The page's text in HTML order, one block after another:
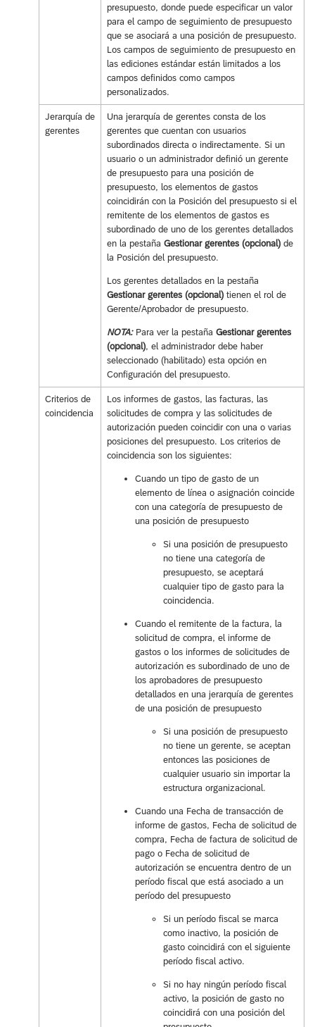
presupuesto, donde puede especificar un valor
para el campo de seguimiento de presupuesto
que se asociará a una posición de presupuesto.
Los campos de seguimiento de presupuesto en
las ediciones estándar están limitados a los
campos definidos como campos
personalizados.
Jerarquía de
gerentes
Una jerarquía de gerentes consta de los
gerentes que cuentan con usuarios
subordinados directa o indirectamente. Si un
usuario o un administrador definió un gerente
de presupuesto para una posición de
presupuesto, los elementos de gastos
coincidirán con la Posición del presupuesto si el
remitente de los elementos de gastos es
subordinado de uno de los gerentes detallados
en la pestaña Gestionar gerentes (opcional)de
la Posición del presupuesto.
Los gerentes detallados en la pestaña
Gestionar gerentes (opcional)tienen el rol de
Gerente/Aprobador de presupuesto.
NOTA:Para ver la pestaña Gestionar gerentes
(opcional), el administrador debe haber
seleccionado (habilitado) esta opción en
Configuración del presupuesto.
Criterios de
coincidencia
Los informes de gastos, las facturas, las
solicitudes de compra y las solicitudes de
autorización pueden coincidir con una o varias
posiciones del presupuesto. Los criterios de
coincidencia son los siguientes:
Cuando un tipo de gasto de un
elemento de línea o asignación coincide
con una categoría de presupuesto de
una posición de presupuesto
Si una posición de presupuesto
no tiene una categoría de
presupuesto, se aceptará
cualquier tipo de gasto para la
coincidencia.
Cuando el remitente de la factura, la
solicitud de compra, el informe de
gastos o los informes de solicitudes de
autorización es subordinado de uno de
los aprobadores de presupuesto
detallados en una jerarquía de gerentes
de una posición de presupuesto
Si una posición de presupuesto
no tiene un gerente, se aceptan
entonces las posiciones de
cualquier usuario sin importar la
estructura organizacional.
Cuando una Fecha de transacción de
informe de gastos, Fecha de solicitud de
compra, Fecha de factura de solicitud de
pago o Fecha de solicitud de
autorización se encuentra dentro de un
período fiscal que está asociado a un
período del presupuesto
Si un período fiscal se marca
como inactivo, la posición de
gasto coincidirá con el siguiente
período fiscal activo.
Si no hay ningún período fiscal
activo, la posición de gasto no
coincidirá con una posición del